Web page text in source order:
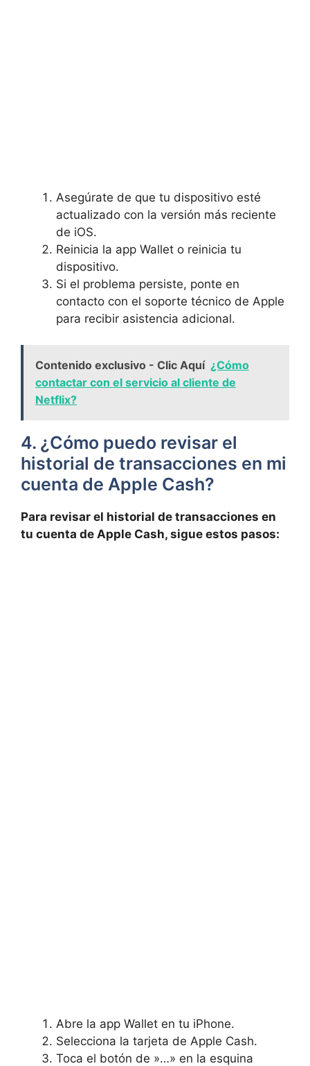
Asegúrate de‌ que ⁢tu dispositivo esté
actualizado con ‌la versión más reciente
de‌ iOS.
Reinicia la ‌app Wallet⁢ o ‍reinicia tu
dispositivo.
Si el problema‌ persiste,⁢ ponte en
contacto con ​el‍ soporte técnico de Apple
para recibir asistencia adicional.
Contenido exclusivo - Clic Aquí ¿Cómo
contactar con el servicio al cliente de
Netflix?
4. ⁤¿Cómo puedo ​revisar el
⁢historial de​ transacciones en ‍mi
cuenta de Apple Cash?
Para revisar el historial de transacciones en
‌tu cuenta de⁤ Apple Cash,⁢ sigue estos ⁤pasos:
Abre⁤ la⁤ app ⁢Wallet en tu iPhone.
Selecciona la tarjeta‌ de Apple Cash.
Toca el botón ⁣de ‌»…» en‍ la esquina